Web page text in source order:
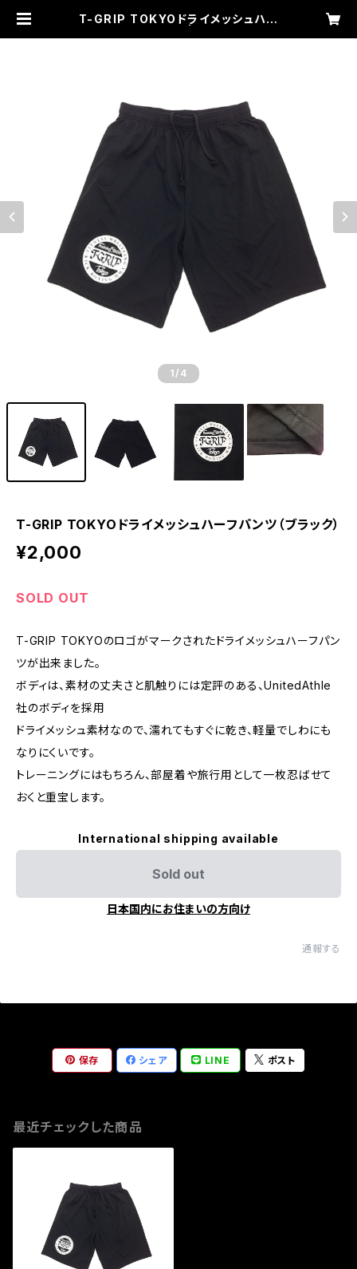
T-GRIP TOKYOドライメッシュハー
1 /4
T-GRIP TOKYOドライメッシュハーフパンツ（ブラック）
¥2,000
SOLD OUT
T-GRIP TOKYOのロゴがマークされたドライメッシュハーフパン
ツが出来ました。
ボディは、素材の丈夫さと肌触りには定評のある、UnitedAthle
社のボディを採用
ドライメッシュ素材なので、濡れてもすぐに乾き、軽量でしわにも
なりにくいです。
トレーニングにはもちろん、部屋着や旅行用として一枚忍ばせて
おくと重宝します。
International shipping available
Sold out
日本国内にお住まいの方向け
通報する
保存 シェア LINE ポスト
最近チェックした商品